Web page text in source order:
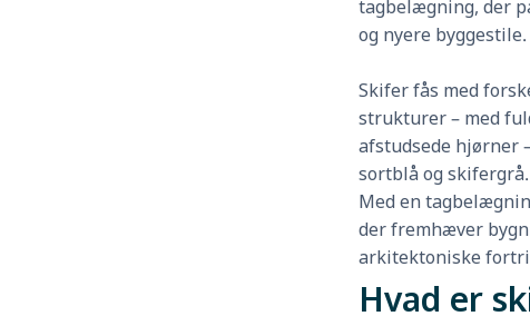
tagbelægning, der
og nyere byggestile.
Skifer fås med
strukturer – med
afstudsede hjørner
sortblå og skifergrå.
Med en
der fremhæver
arkitektoniske
Hvad er